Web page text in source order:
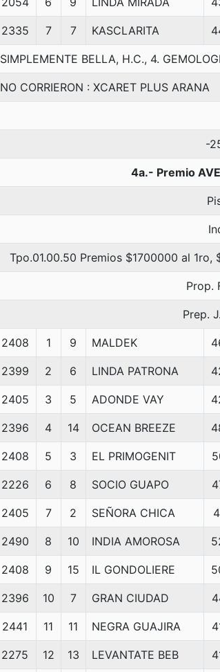
2335 7 7 KASCLARITA
SIMPLEMENTE BELLA, H.C., 4.
NO CORRIERON : XCARET PLUS ARANA
-
4a.- Premio
Tpo.01.00.50 Premios $1700000 al
Prop.
Prep.
2408 1 9 MALDEK
2399 2 6 LINDA PATRONA
2405 3 5 ADONDE VAY
2396 4 14 OCEAN BREEZE
2408 5 3 EL PRIMOGENIT
2226 6 8 SOCIO GUAPO
2405 7 2 SEÑORA CHICA
2490 8 10 INDIA AMOROSA
2408 9 15 IL GONDOLIERE
2396 10 7 GRAN CIUDAD
2441 11 11 NEGRA GUAJIRA
2275 12 13 LEVANTATE BEB